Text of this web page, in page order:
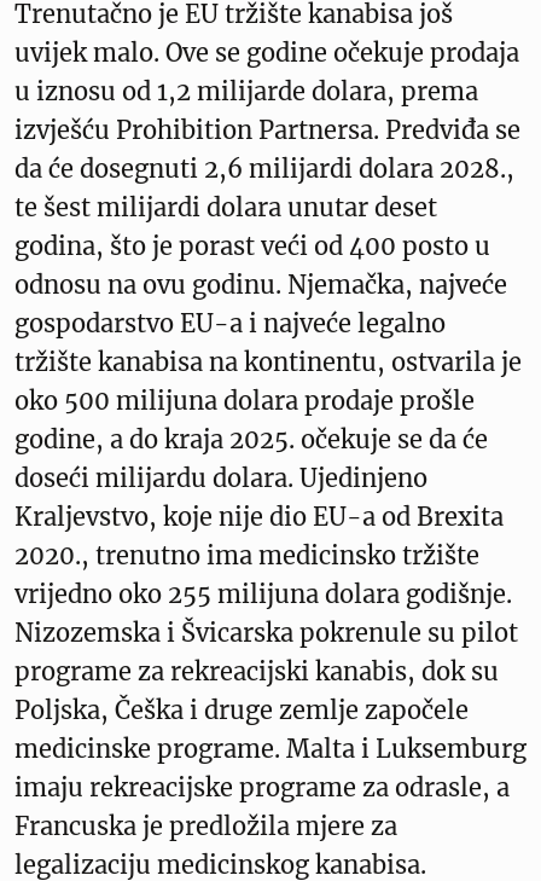
Trenutačno je EU tržište kanabisa još
uvijek malo. Ove se godine očekuje prodaja
u iznosu od 1,2 milijarde dolara, prema
izvješću Prohibition Partnersa. Predviđa se
da će dosegnuti 2,6 milijardi dolara 2028.,
te šest milijardi dolara unutar deset
godina, što je porast veći od 400 posto u
odnosu na ovu godinu. Njemačka, najveće
gospodarstvo EU-a i najveće legalno
tržište kanabisa na kontinentu, ostvarila je
oko 500 milijuna dolara prodaje prošle
godine, a do kraja 2025. očekuje se da će
doseći milijardu dolara. Ujedinjeno
Kraljevstvo, koje nije dio EU-a od Brexita
2020., trenutno ima medicinsko tržište
vrijedno oko 255 milijuna dolara godišnje.
Nizozemska i Švicarska pokrenule su pilot
programe za rekreacijski kanabis, dok su
Poljska, Češka i druge zemlje započele
medicinske programe. Malta i Luksemburg
imaju rekreacijske programe za odrasle, a
Francuska je predložila mjere za
legalizaciju medicinskog kanabisa.